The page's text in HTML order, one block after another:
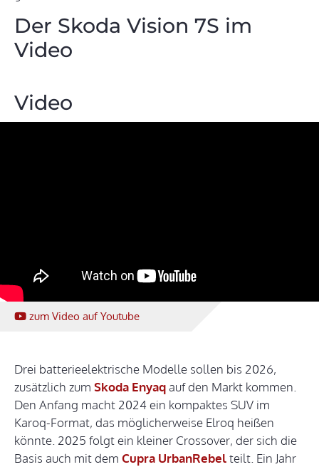
Der Skoda Vision 7S im
Video
Video
zum Video auf Youtube
Drei batterieelektrische Modelle sollen bis 2026,
zusätzlich zum Skoda Enyaqauf den Markt kommen.
Den Anfang macht 2024 ein kompaktes SUV im
Karoq-Format, das möglicherweise Elroq heißen
könnte. 2025 folgt ein kleiner Crossover, der sich die
Basis auch mit dem Cupra UrbanRebelteilt. Ein Jahr